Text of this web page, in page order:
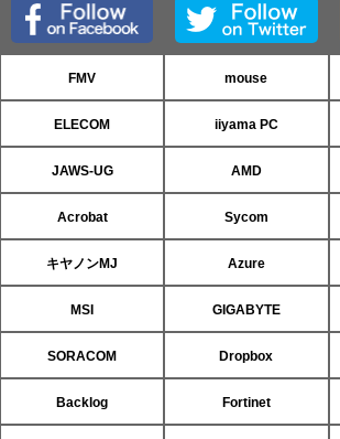
FMV mouse
ELECOM iiyama PC
JAWS-UG AMD
Acrobat Sycom
キヤノンMJ Azure
MSI GIGABYTE
SORACOM Dropbox
Backlog Fortinet